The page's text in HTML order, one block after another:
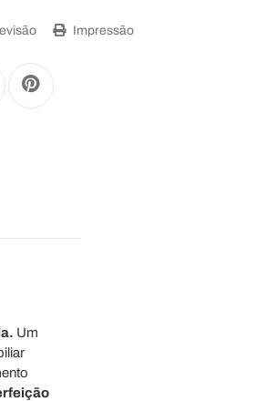
Impressão
Um